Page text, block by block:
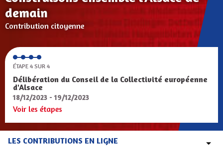
demain
Contribution citoyenne
ÉTAPE 4 SUR 4
Délibération du Conseil de la Collectivité européenne
d'Alsace
18/12/2023 - 19/12/2023
Voir les étapes
LES CONTRIBUTIONS EN LIGNE